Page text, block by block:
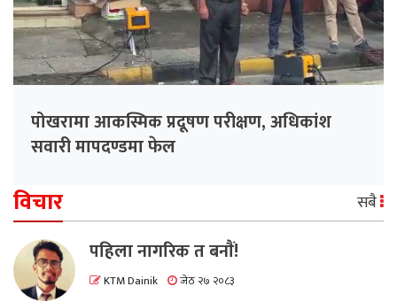
पोखरामा आकस्मिक प्रदूषण परीक्षण, अधिकांश
सवारी मापदण्डमा फेल
विचार सबै
पहिला नागरिक त बनाैं!
KTM Dainik जेठ २७ २०८३